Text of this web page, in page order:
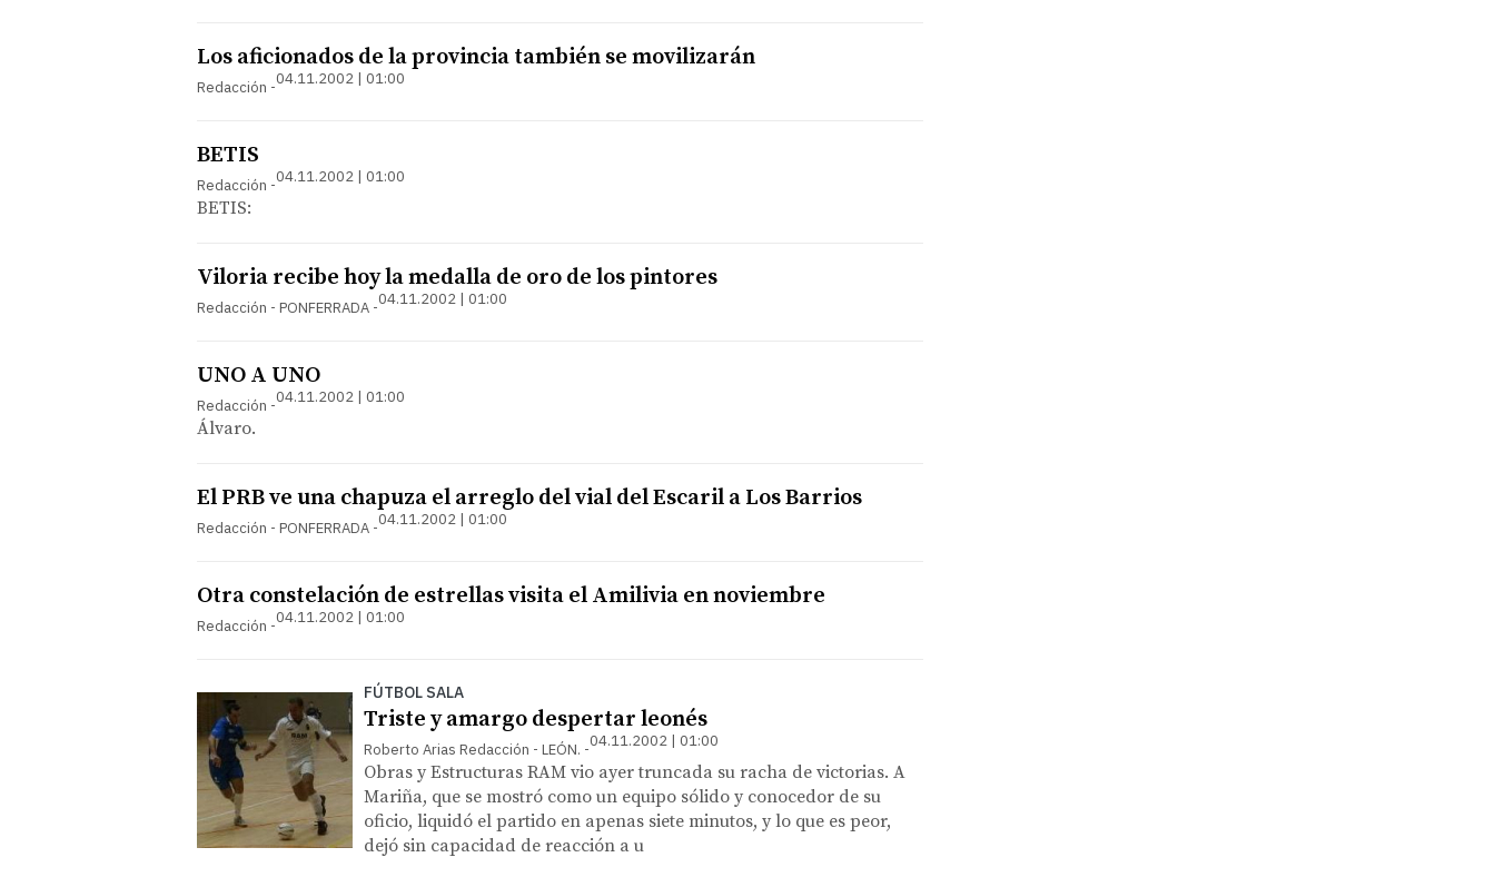
Los aficionados de la provincia también se movilizarán
Redacción 04.11.2002 | 01:00
BETIS
Redacción 04.11.2002 | 01:00
BETIS:
Viloria recibe hoy la medalla de oro de los pintores
Redacción - PONFERRADA 04.11.2002 | 01:00
UNO A UNO
Redacción 04.11.2002 | 01:00
Álvaro.
El PRB ve una chapuza el arreglo del vial del Escaril a Los Barrios
Redacción - PONFERRADA 04.11.2002 | 01:00
Otra constelación de estrellas visita el Amilivia en noviembre
Redacción 04.11.2002 | 01:00
FÚTBOL SALA
Triste y amargo despertar leonés
Roberto Arias Redacción - LEÓN. 04.11.2002 | 01:00
Obras y Estructuras RAM vio ayer truncada su racha de victorias. A
Mariña, que se mostró como un equipo sólido y conocedor de su
oficio, liquidó el partido en apenas siete minutos, y lo que es peor,
dejó sin capacidad de reacción a u